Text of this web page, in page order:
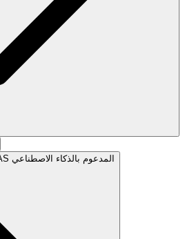
أسئلة متكررة حول تقرير LSAS المدعوم بالذكاء الاصطناعي